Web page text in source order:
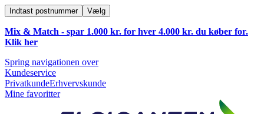
Indtast postnummer Vælg
Mix & Match - spar 1.000 kr. for hver 4.000 kr. du køber for.
Klik her
Spring navigationen over
Kundeservice
PrivatkundeErhvervskunde
Mine favoritter